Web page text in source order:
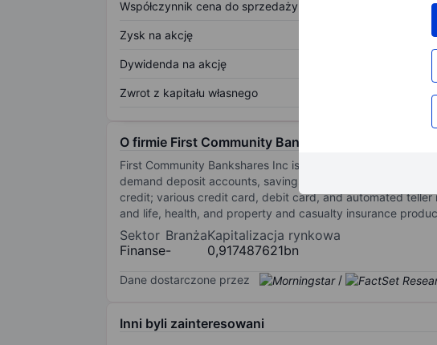
Współczynnik cena do sprzedaży
Zysk na akcję
Dywidenda na akcję
Zwrot z kapitału własnego
O firmie First Community Bankshares Inc.
First Community Bankshares Inc is a financial holding
demand deposit accounts, savings, and money market
credit; various credit card, debit card, and automated
and life, health, and property and casualty insurance
Sektor
Finanse
Branża
-
Kapitalizacja rynkowa
0,917487621bn
Dane dostarczone przez /
Inni byli zainteresowani